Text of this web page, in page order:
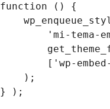
function () {